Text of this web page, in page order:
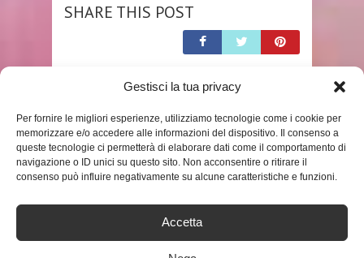
Gestisci la tua privacy
Per fornire le migliori esperienze, utilizziamo tecnologie come i cookie per
memorizzare e/o accedere alle informazioni del dispositivo. Il consenso a
queste tecnologie ci permetterà di elaborare dati come il comportamento di
navigazione o ID unici su questo sito. Non acconsentire o ritirare il
consenso può influire negativamente su alcune caratteristiche e funzioni.
Accetta
SHARE THIS POST
RELATED POSTS